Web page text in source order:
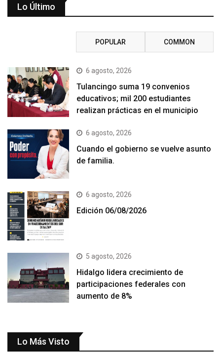
Lo Último
POPULAR COMMON
6 agosto, 2026
Tulancingo suma 19 convenios
educativos; mil 200 estudiantes
realizan prácticas en el municipio
6 agosto, 2026
Cuando el gobierno se vuelve asunto
de familia.
6 agosto, 2026
Edición 06/08/2026
5 agosto, 2026
Hidalgo lidera crecimiento de
participaciones federales con
aumento de 8%
Lo Más Visto